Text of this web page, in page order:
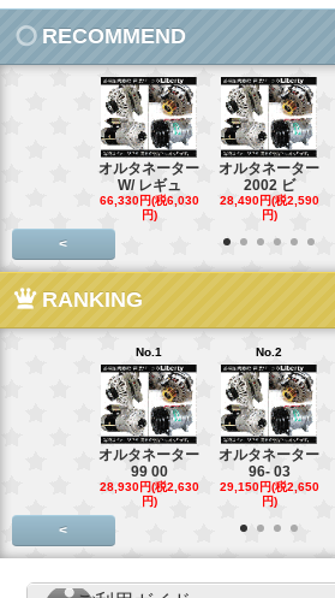
RECOMMEND
オルタネーター
W/ レギュ
66,330円(税6,030
円)
オルタネーター
2002 ビ
28,490円(税2,590
円)
<
RANKING
No.1
オルタネーター
99 00
28,930円(税2,630
円)
No.2
オルタネーター
96- 03
29,150円(税2,650
円)
<